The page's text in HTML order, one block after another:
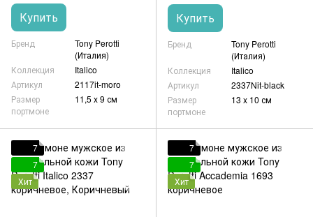
Купить
Бренд
Tony Perotti
(Италия)
Коллекция
Italico
Артикул
2117it-moro
Размер
портмоне
11,5 x 9 см
Купить
Бренд
Tony Perotti
(Италия)
Коллекция
Italico
Артикул
2337Nit-black
Размер
портмоне
13 x 10 см
7
7
Хит
7
7
Хит